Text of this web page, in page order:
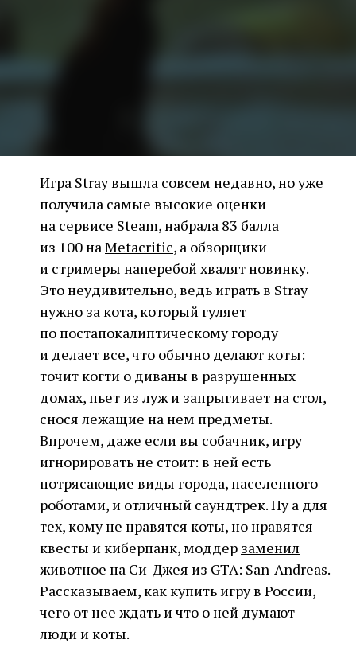
Игра Stray вышла совсем недавно, но уже
получила самые высокие оценки
на сервисе Steam, набрала 83 балла
из 100 наMetacritic, а обзорщики
и стримеры наперебой хвалят новинку.
Это неудивительно, ведь играть в Stray
нужно за кота, который гуляет
по постапокалиптическому городу
и делает все, что обычно делают коты:
точит когти о диваны в разрушенных
домах, пьет из луж и запрыгивает на стол,
снося лежащие на нем предметы.
Впрочем, даже если вы собачник, игру
игнорировать не стоит: в ней есть
потрясающие виды города, населенного
роботами, и отличный саундтрек. Ну а для
тех, кому не нравятся коты, но нравятся
квесты и киберпанк, моддер заменил
животное на Си-Джея из GTA: San-Andreas.
Рассказываем, как купить игру в России,
чего от нее ждать и что о ней думают
люди и коты.